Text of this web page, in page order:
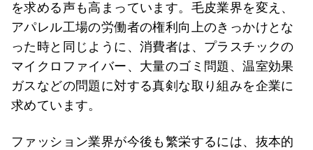
を求める声も高まっています。毛皮業界を変え、
アパレル工場の労働者の権利向上のきっかけとな
った時と同じように、消費者は、プラスチックの
マイクロファイバー、大量のゴミ問題、温室効果
ガスなどの問題に対する真剣な取り組みを企業に
求めています。
ファッション業界が今後も繁栄するには、抜本的